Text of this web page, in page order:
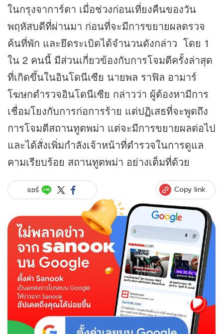
ในกรุงจาการ์ตา เมื่อช่วงก่อนเที่ยงคืนของวัน
พฤหัสบดีที่ผ่านมา ก่อนที่จะมีการขยายผลตรวจ
ค้นที่พัก และยึดระเบิดได้จำนวนดังกล่าว โดย 1
ใน 2 คนนี้ มีส่วนเกี่ยวข้องกับการโจมตีครั้งล่าสุด
ที่เกิดขึ้นในอินโดนีเซีย นายพล ราฟิล อามาร์
โฆษกตำรวจอินโดนีเซีย กล่าวว่า ผู้ต้องหามีการ
เชื่อมโยงกับการก่อการร้าย แต่ปฏิเสธที่จะพูดถึง
การโจมตีสถานทูตพม่า แต่จะมีการขยายผลต่อไป
และได้สั่งเพิ่มกำลังเจ้าหน้าที่ตำรวจในการดูแล
คามเรียบร้อย สถานทูตพม่า อย่างเต็มที่ด้วย
แชร์ Copy link